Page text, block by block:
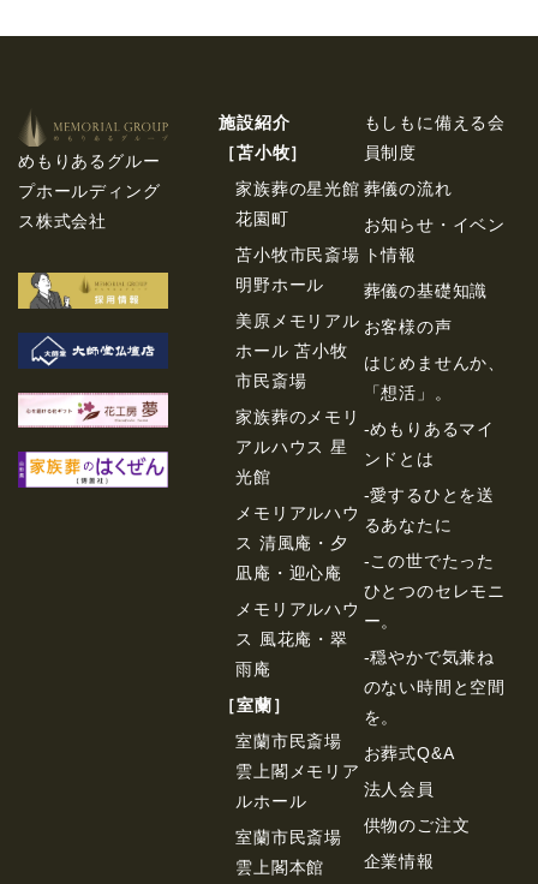
めもりあるグルー
プホールディング
ス株式会社
施設紹介
［苫⼩牧］
家族葬の星光館
花園町
苫小牧市民斎場
明野ホール
美原メモリアル
ホール 苫小牧
市民斎場
家族葬のメモリ
アルハウス 星
光館
メモリアルハウ
ス 清風庵・夕
凪庵・迎心庵
メモリアルハウ
ス 風花庵・翠
雨庵
［室蘭］
室蘭市民斎場
雲上閣メモリア
ルホール
室蘭市民斎場
雲上閣本館
もしもに備える会
員制度
葬儀の流れ
お知らせ・イベン
ト情報
葬儀の基礎知識
お客様の声
はじめませんか、
「想活」。
-めもりあるマイ
ンドとは
-愛するひとを送
るあなたに
-この世でたった
ひとつのセレモニ
ー。
-穏やかで気兼ね
のない時間と空間
を。
お葬式Q&A
法⼈会員
供物のご注⽂
企業情報